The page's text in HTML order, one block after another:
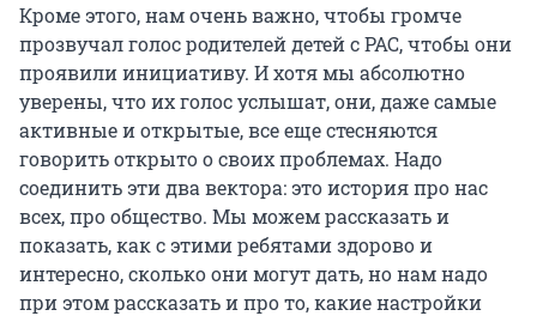
Кроме этого, нам очень важно, чтобы громче
прозвучал голос родителей детей с РАС, чтобы они
проявили инициативу. И хотя мы абсолютно
уверены, что их голос услышат, они, даже самые
активные и открытые, все еще стесняются
говорить открыто о своих проблемах. Надо
соединить эти два вектора: это история про нас
всех, про общество. Мы можем рассказать и
показать, как с этими ребятами здорово и
интересно, сколько они могут дать, но нам надо
при этом рассказать и про то, какие настройки